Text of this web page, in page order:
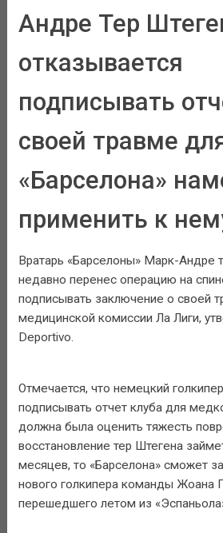
Андре Тер
отказывается
подписывать
своей травме
«Барселона»
применить к
Вратарь «Барселоны» Марк-Андре
недавно перенес операцию на
подписывать заключение о своей
медицинской комиссии Ла Лиги,
Deportivo.
Отмечается, что немецкий
подписывать отчет клуба для
должна была оценить тяжесть
восстановление тер Штегена
месяцев, то «Барселона» сможет
нового голкипера команды Жоана
перешедшего летом из